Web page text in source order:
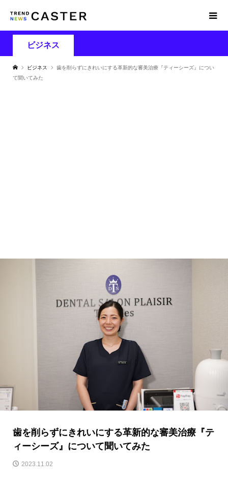
ビジネス
ビジネス
歯を削らずにきれいにする革新的な審美治療『ティーシーズ』につい
て聞いてみた
歯を削らずにきれいにする革新的な審美治療『テ
ィーシーズ』について聞いてみた
2023.11.02